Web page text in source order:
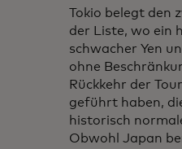
Tokio belegt den
der Liste, wo ein
schwacher Yen
ohne
Rückkehr der
geführt haben,
historisch
Obwohl Japan